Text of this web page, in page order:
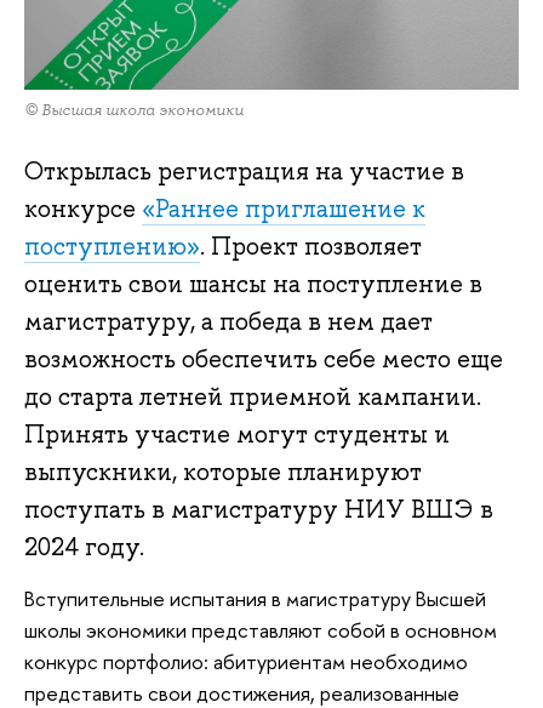
© Высшая школа экономики
Открылась регистрация на участие в
конкурсе «Раннее приглашение к
поступлению». Проект позволяет
оценить свои шансы на поступление в
магистратуру, а победа в нем дает
возможность обеспечить себе место еще
до старта летней приемной кампании.
Принять участие могут студенты и
выпускники, которые планируют
поступать в магистратуру НИУ ВШЭ в
2024 году.
Вступительные испытания в магистратуру Высшей
школы экономики представляют собой в основном
конкурс портфолио: абитуриентам необходимо
представить свои достижения, реализованные